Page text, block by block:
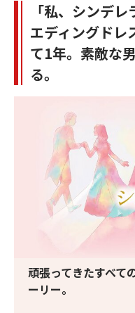
「私、シンデ
エディングドレ
て1年。素敵な
る。
頑張ってきたすべて
ーリー。